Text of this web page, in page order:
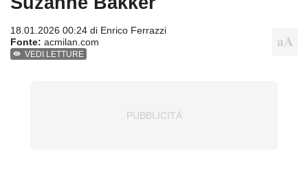
18.01.2026 00:24 di Enrico Ferrazzi
Fonte: acmilan.com
VEDI LETTURE